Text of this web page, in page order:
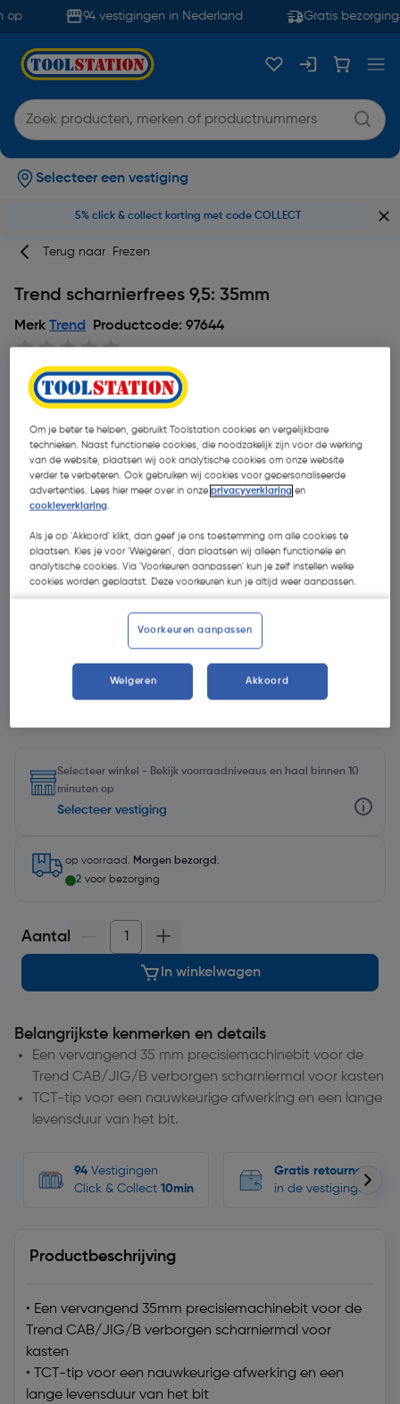
94 vestigingen in Nederland Gratis bezorging
Selecteer een vestiging
5% click & collect korting met code COLLECT
Terug naar Frezen
Trend scharnierfrees 9,5: 35mm
Merk Trend Productcode: 97644
- 48 %
€ 30,39
€ 15,79
Selecteer winkel - Bekijk voorraadniveaus en haal binnen 10
minuten op
Selecteer vestiging
op voorraad. Morgen bezorgd .
2 voor bezorging
Aantal
In winkelwagen
Belangrijkste kenmerken en details
Een vervangend 35 mm precisiemachinebit voor de
Trend CAB/JIG/B verborgen scharniermal voor kasten
TCT-tip voor een nauwkeurige afwerking en een lange
levensduur van het bit.
94 Vestigingen
Click & Collect 10min
Gratis retourneren
in de vestigingen
Productbeschrijving
• Een vervangend 35mm precisiemachinebit voor de
Trend CAB/JIG/B verborgen scharniermal voor
kasten
• TCT-tip voor een nauwkeurige afwerking en een
lange levensduur van het bit
Om je beter te helpen, gebruikt Toolstation cookies en vergelijkbare
technieken. Naast functionele cookies, die noodzakelijk zijn voor de werking
van de website, plaatsen wij ook analytische cookies om onze website
verder te verbeteren. Ook gebruiken wij cookies voor gepersonaliseerde
advertenties. Lees hier meer over in onzeprivacyverklaring en
cookieverklaring.
Als je op 'Akkoord' klikt, dan geef je ons toestemming om alle cookies te
plaatsen. Kies je voor 'Weigeren', dan plaatsen wij alleen functionele en
analytische cookies. Via 'Voorkeuren aanpassen' kun je zelf instellen welke
cookies worden geplaatst. Deze voorkeuren kun je altijd weer aanpassen.
Voorkeuren aanpassen
Weigeren Akkoord